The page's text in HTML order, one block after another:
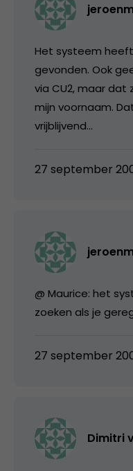
Het systeem
gevonden. Ook
via CU2, maar dat
mijn voornaam.
vrijblijvend…
27 september
@ Maurice: het
zoeken als je
27 september
Dimitri